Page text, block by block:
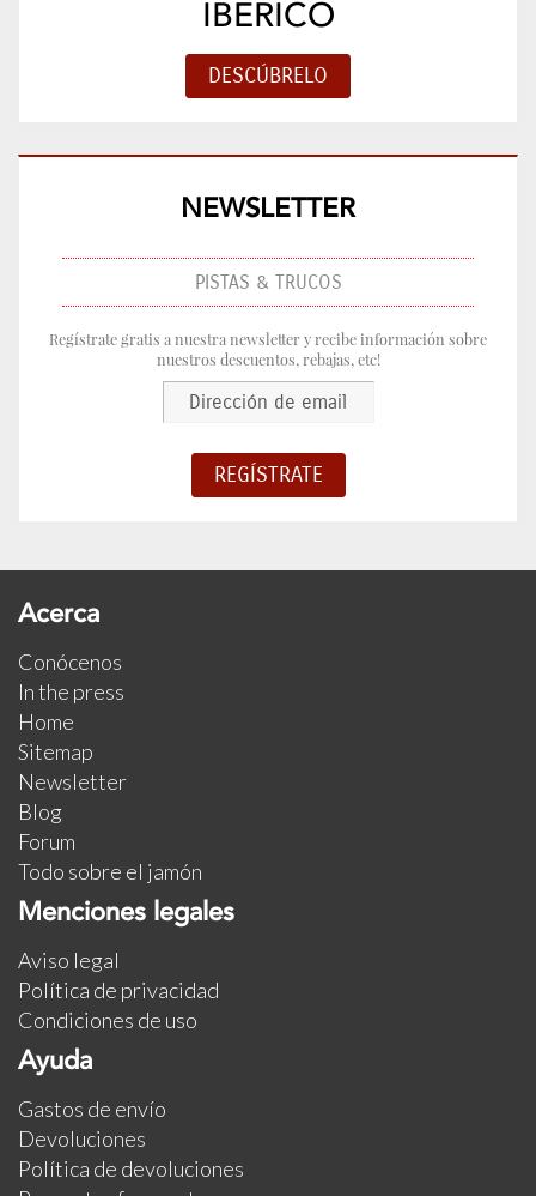
IBERICO
NEWSLETTER
PISTAS & TRUCOS
Regístrate gratis a nuestra newsletter y recibe información sobre
nuestros descuentos, rebajas, etc!
Acerca
Conócenos
In the press
Home
Sitemap
Newsletter
Blog
Forum
Todo sobre el jamón
Menciones legales
Aviso legal
Política de privacidad
Condiciones de uso
Ayuda
Gastos de envío
Devoluciones
Política de devoluciones